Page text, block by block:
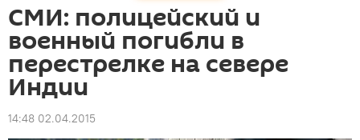
СМИ: полицейский и
военный погибли в
перестрелке на севере
Индии
14:48 02.04.2015